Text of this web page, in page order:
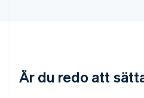
Är du redo att
Nederländerna